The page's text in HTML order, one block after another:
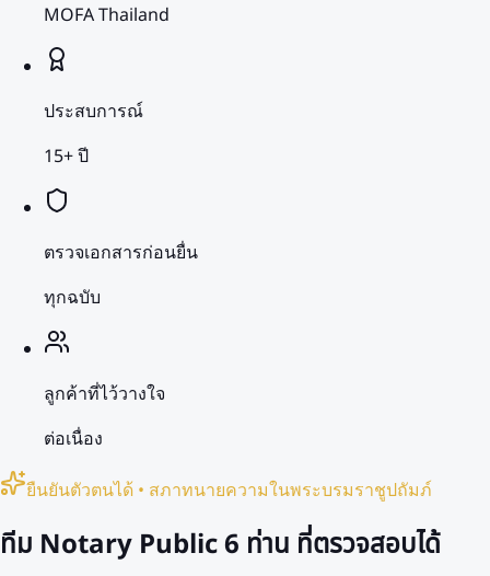
MOFA Thailand
ประสบการณ์
15+ ปี
ตรวจเอกสารก่อนยื่น
ทุกฉบับ
ลูกค้าที่ไว้วางใจ
ต่อเนื่อง
ยืนยันตัวตนได้ • สภาทนายความในพระบรมราชูปถัมภ์
ทีม Notary Public6 ท่าน ที่ตรวจสอบได้